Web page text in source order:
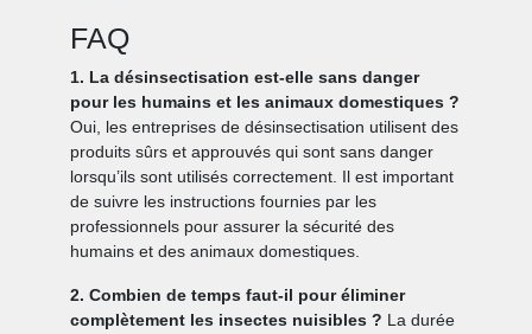
FAQ
1. La désinsectisation est-elle sans danger
pour les humains et les animaux domestiques ?
Oui, les entreprises de désinsectisation utilisent des
produits sûrs et approuvés qui sont sans danger
lorsqu’ils sont utilisés correctement. Il est important
de suivre les instructions fournies par les
professionnels pour assurer la sécurité des
humains et des animaux domestiques.
2. Combien de temps faut-il pour éliminer
complètement les insectes nuisibles ? La durée